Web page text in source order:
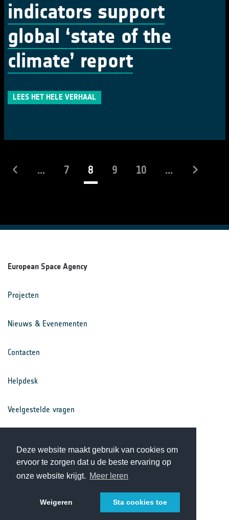
Deze website maakt gebruik van cookies om
ervoor te zorgen dat u de beste ervaring op
onze website krijgt. Meer leren
Weigeren Sta cookies toe
indicators support
global ‘state of the
climate’ report
LEES HET HELE VERHAAL
... 7 8(actueel)
9 10 ...
European Space Agency
Projecten
Nieuws & Evenementen
Contacten
Helpdesk
Veelgestelde vragen
Privacy Statement